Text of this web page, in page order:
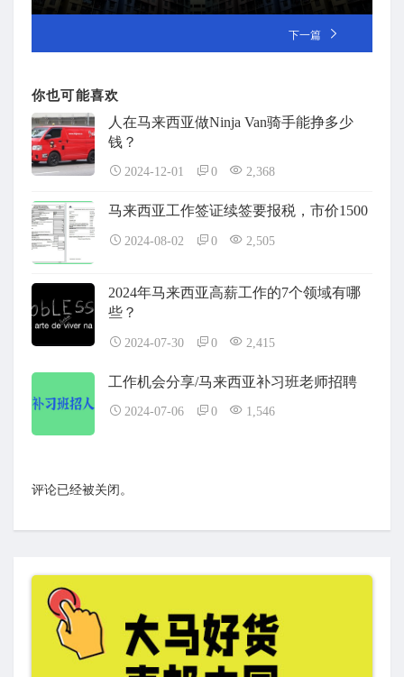
下一篇
你也可能喜欢
人在马来西亚做Ninja Van骑手能挣多少
钱？
2024-12-01 0 2,368
马来西亚工作签证续签要报税，市价1500
2024-08-02 0 2,505
2024年马来西亚高薪工作的7个领域有哪
些？
2024-07-30 0 2,415
工作机会分享/马来西亚补习班老师招聘
2024-07-06 0 1,546
评论已经被关闭。